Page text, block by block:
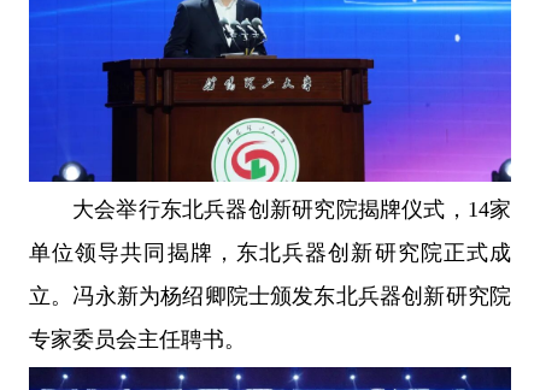
大会举行东北兵器创新研究院揭牌仪式，14家
单位领导共同揭牌，东北兵器创新研究院正式成
立。冯永新为杨绍卿院士颁发东北兵器创新研究院
专家委员会主任聘书。